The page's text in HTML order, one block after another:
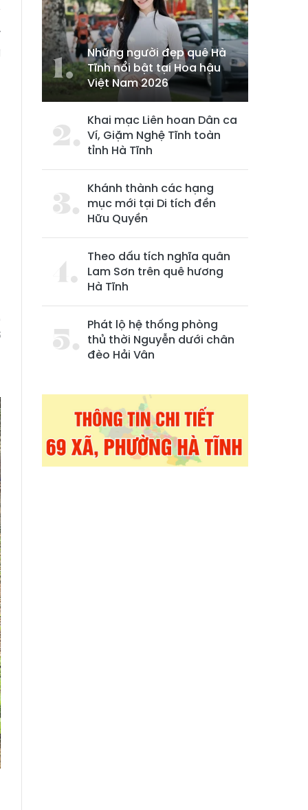
Những người đẹp quê Hà
Tĩnh nổi bật tại Hoa hậu
Việt Nam 2026
Khai mạc Liên hoan Dân ca
Ví, Giặm Nghệ Tĩnh toàn
tỉnh Hà Tĩnh
Khánh thành các hạng
mục mới tại Di tích đền
Hữu Quyền
Theo dấu tích nghĩa quân
Lam Sơn trên quê hương
Hà Tĩnh
Phát lộ hệ thống phòng
thủ thời Nguyễn dưới chân
đèo Hải Vân